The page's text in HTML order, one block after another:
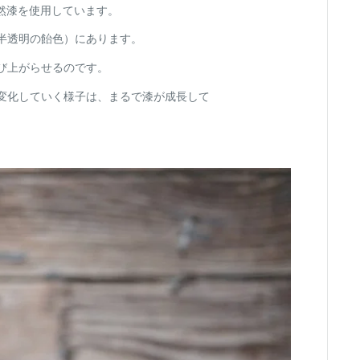
を使用しています。
明の飴色）にあります。
がらせるのです。
していく様子は、まるで漆が成長して